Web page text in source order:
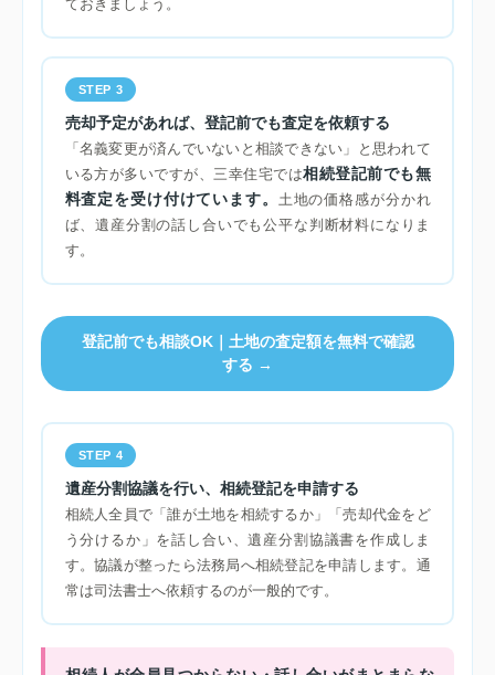
ておきましょう。
STEP 3
売却予定があれば、登記前でも査定を依頼する
「名義変更が済んでいないと相談できない」と思われて
いる方が多いですが、三幸住宅では相続登記前でも無
料査定を受け付けています。 土地の価格感が分かれ
ば、遺産分割の話し合いでも公平な判断材料になりま
す。
登記前でも相談OK｜土地の査定額を無料で確認
する →
STEP 4
遺産分割協議を行い、相続登記を申請する
相続人全員で「誰が土地を相続するか」「売却代金をど
う分けるか」を話し合い、遺産分割協議書を作成しま
す。協議が整ったら法務局へ相続登記を申請します。通
常は司法書士へ依頼するのが一般的です。